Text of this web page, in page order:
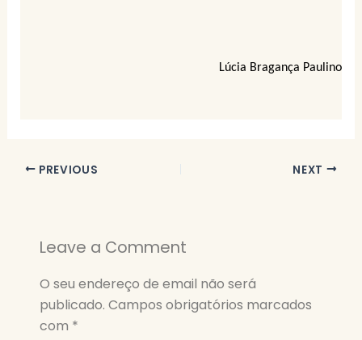
Lúcia Bragança Paulino
PREVIOUS NEXT
Leave a Comment
O seu endereço de email não será
publicado. Campos obrigatórios marcados
com *